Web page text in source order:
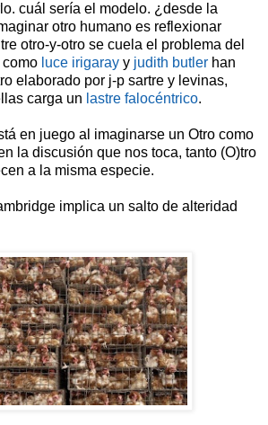
cuál sería el modelo. ¿desde la
otro humano es reflexionar
otro-y-otro se cuela el problema del
luce irigaray y judith butler han
elaborado por j-p sartre y levinas,
carga un lastre falocéntrico.
en juego al imaginarse un Otro como
la discusión que nos toca, tanto (O)tro
a la misma especie.
implica un salto de alteridad